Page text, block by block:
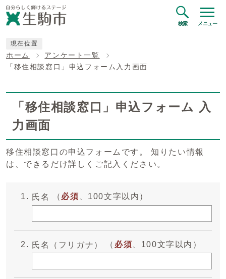
検索 メニュー
現在位置
ホーム
アンケート一覧
「移住相談窓口」申込フォーム入力画面
「移住相談窓口」申込フォーム 入
力画面
移住相談窓口の申込フォームです。 知りたい情報
は、できるだけ詳しくご記入ください。
氏名 （ 必須 、100文字以内）
氏名（フリガナ） （ 必須 、100文字以内）